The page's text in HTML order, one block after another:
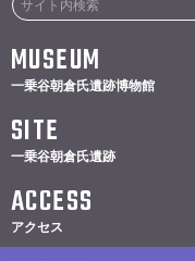
MUSEUM
一乗谷朝倉氏遺跡博物館
SITE
一乗谷朝倉氏遺跡
ACCESS
アクセス